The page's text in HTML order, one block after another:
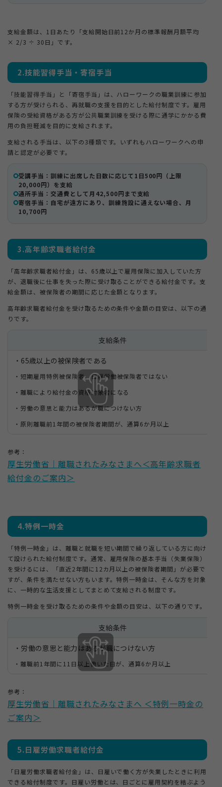
支給金額は、1日あたり「支給開始日前12か月の標準報酬月額平均
× 2/3 ÷ 30日」です。
2.技能習得手当・寄宿手当
「技能習得手当」と「寄宿手当」は、ハローワークの職業訓練に参加
する方が受けられる、再就職の支援を目的とした給付制度です。雇用
保険の受給資格がある方が公共職業訓練を受ける際に通学にかかる費
用の負担軽減を目的に支給されます。
支給される手当は、以下の3種類です。いずれもハローワークへの申
請と認定が必要です。
受講手当：訓練に出席した日数に応じて1日500円（上限
20,000円）を支給
通所手当：交通費として月42,500円まで支給
寄宿手当：自宅が遠方にあり、訓練施設に通えない場合、月
10,700円
3.高年齢求職者給付金
「高年齢求職者給付金」は、65歳以上で雇用保険に加入していた方
が、退職後に仕事を失った際に受け取ることができる給付金です。支
給金額は、被保険者の期間に応じた金額となります。
高年齢求職者給付金を受け取るための条件や金額の目安は、以下の通
りです。
支給条件
・65歳以上の被保険者である
・短期雇用特例被保険者、日雇労働被保険者ではない
・離職により給付金の資格対象者になる
・労働の意思と能力はあるが職につけない方
・原則離職前1年間の被保険者期間が、通算6か月以上
参考：
厚生労働省｜離職されたみなさまへ＜高年齢求職者
給付金のご案内＞
4.特例一時金
「特例一時金」は、離職と就職を短い期間で繰り返している方に向け
て設けられた給付制度です。通常、雇用保険の基本手当（失業保険）
を受けるには、「直近2年間に12カ月以上の被保険者期間」が必要で
すが、条件を満たせない方もいます。特例一時金は、そんな方を対象
に、一時的な生活支援としてまとめて支給される制度です。
特例一時金を受け取るための条件や金額の目安は、以下の通りです。
支給条件
・労働の意思と能力はあるが職につけない方
・離職前1年間に11日以上働いた日が、通算6か月以上
参考：
厚生労働省｜離職されたみなさまへ ＜特例一時金の
ご案内＞
5.日雇労働求職者給付金
「日雇労働求職者給付金」は、日雇いで働く方が失業したときに利用
できる給付制度です。日雇い労働とは、日ごとに雇用契約を結ぶよう